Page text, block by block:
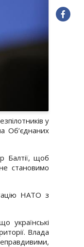
у
Об’єднаних
Балтії, щоб
становимо
НАТО з
українські
Влада